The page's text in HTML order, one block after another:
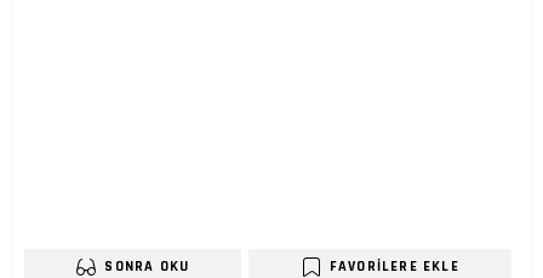
SONRA OKU FAVORILERE EKLE